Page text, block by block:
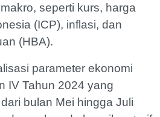
seperti kurs, harga
(ICP), inflasi, dan
(HBA).
parameter ekonomi
IV Tahun 2024 yang
bulan Mei hingga Juli